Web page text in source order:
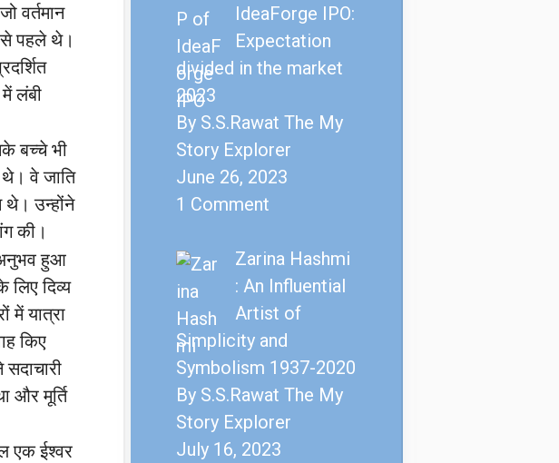
वर्तमान
से पहले थे।
लंबी
बच्चे भी
वे जाति
थे। उन्होंने
की।
अनुभव हुआ
दिव्य
में यात्रा
किए
और मूर्ति
एक ईश्वर
IdeaForge IPO:
Expectation
divided in the market
2023
By S.S.Rawat The My
Story Explorer
June 26, 2023
1 Comment
Zarina Hashmi
: An Influential
Artist of
Simplicity and
Symbolism 1937-2020
By S.S.Rawat The My
Story Explorer
July 16, 2023